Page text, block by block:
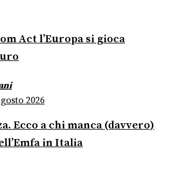
Act l’Europa si gioca
2026
Ecco a chi manca (davvero)
in Italia